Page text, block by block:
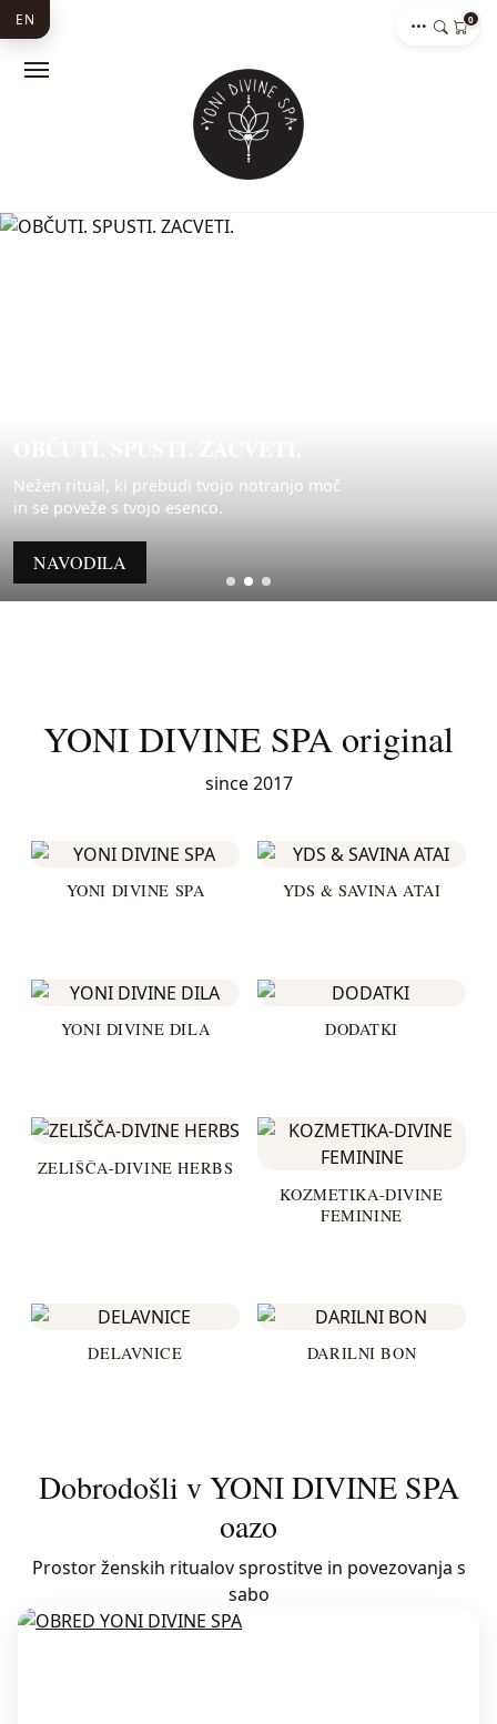
0
EN
Nežen ritual, ki prebudi tvojo notranjo moč
in se poveže s tvojo esenco.
NAVODILA
YONI DIVINE SPA original
since 2017
YONI DIVINE SPA YDS & SAVINA ATAI
YONI DIVINE DILA DODATKI
ZELIŠČA-DIVINE HERBS
KOZMETIKA-DIVINE
FEMININE
DELAVNICE DARILNI BON
Dobrodošli v YONI DIVINE SPA
oazo
Prostor ženskih ritualov sprostitve in povezovanja s
sabo